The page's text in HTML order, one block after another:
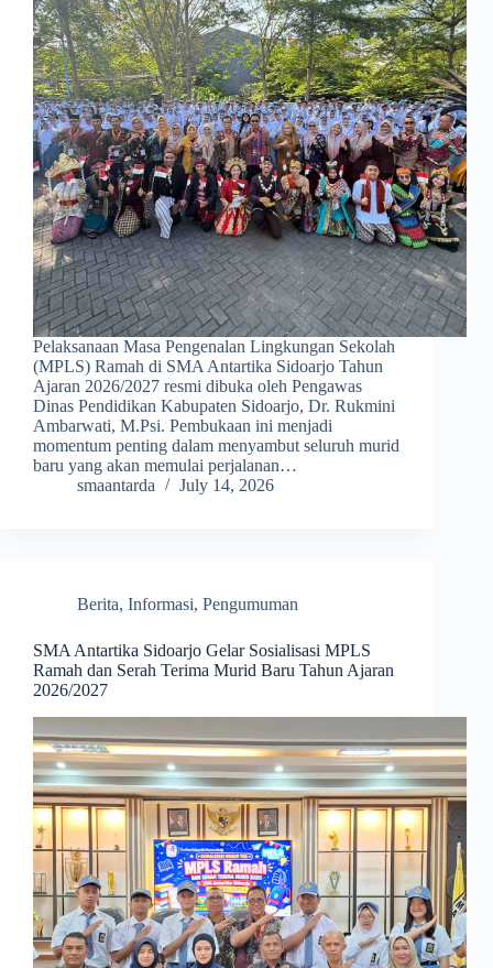
Pelaksanaan Masa Pengenalan Lingkungan Sekolah
(MPLS) Ramah di SMA Antartika Sidoarjo Tahun
Ajaran 2026/2027 resmi dibuka oleh Pengawas
Dinas Pendidikan Kabupaten Sidoarjo, Dr. Rukmini
Ambarwati, M.Psi. Pembukaan ini menjadi
momentum penting dalam menyambut seluruh murid
baru yang akan memulai perjalanan…
smaantarda
July 14, 2026
Berita, Informasi, Pengumuman
SMA Antartika Sidoarjo Gelar Sosialisasi MPLS
Ramah dan Serah Terima Murid Baru Tahun Ajaran
2026/2027